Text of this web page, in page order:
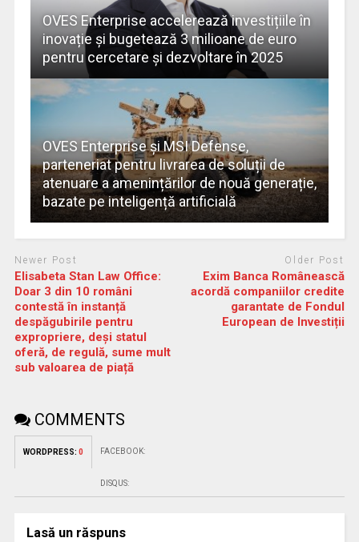
OVES Enterprise accelerează investițiile în
inovație și bugetează 3 milioane de euro
pentru cercetare și dezvoltare în 2025
OVES Enterprise și MSI Defense,
parteneriat pentru livrarea de soluții de
atenuare a amenințărilor de nouă generație,
bazate pe inteligență artificială
Newer Post
Elisabeta Stan Law Office:
Doar 3 din 10 români
contestă în instanță
despăgubirile pentru
expropriere, deși statul
oferă, de regulă, sume mult
sub valoarea de piață
Older Post
Exim Banca Românească
acordă companiilor credite
garantate de Fondul
European de Investiții
COMMENTS
WORDPRESS: 0 FACEBOOK:
DISQUS:
Lasă un răspuns